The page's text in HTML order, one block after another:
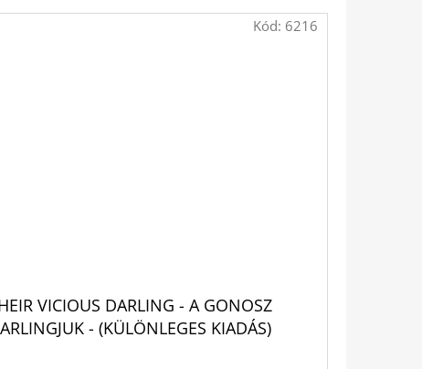
VICIOUS DARLING - A GONOSZ
- (KÜLÖNLEGES KIADÁS)
Kód: 6216